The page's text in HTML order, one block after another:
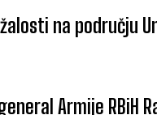
na području
Armije RBiH